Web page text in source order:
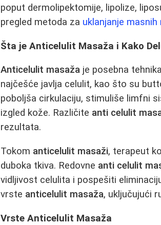
poput dermolipektomije, lipolize,
pregled metoda za uklanjanje masnih
Šta je Anticelulit Masaža i Kako
Anticelulit masaža je posebna
najčešće javlja celulit, kao što su
poboljša cirkulaciju, stimuliše limfni
izgled kože. Različite anti celulit
rezultata.
Tokom anticelulit masaži, terapeut
duboka tkiva. Redovne anti celulit
vidljivost celulita i pospešiti
vrste anticelulit masaža, uključujući
Vrste Anticelulit Masaža